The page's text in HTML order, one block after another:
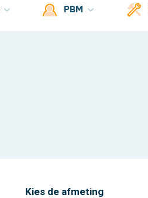
PBM
Kies de afmeting